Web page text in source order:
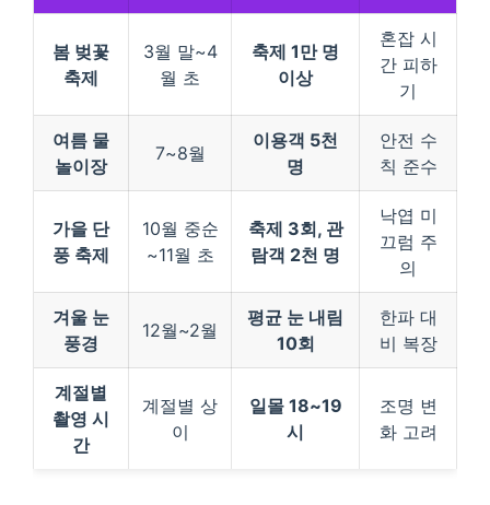
봄 벚꽃
축제
3월 말~4
월 초
축제 1만 명
이상
혼잡 시
간 피하
기
여름 물
놀이장
7~8월
이용객 5천
명
안전 수
칙 준수
가을 단
풍 축제
10월 중순
~11월 초
축제 3회, 관
람객 2천 명
낙엽 미
끄럼 주
의
겨울 눈
풍경
12월~2월
평균 눈 내림
10회
한파 대
비 복장
계절별
촬영 시
간
계절별 상
이
일몰 18~19
시
조명 변
화 고려